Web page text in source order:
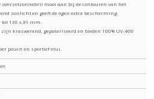
mooi aan bij de contouren van het
zonlicht en geeft de ogen extra bescherming.
136 x 39 mm.
kraswerend, gepolariseerd en bieden 100% UV-400
pouch en sportief etui.